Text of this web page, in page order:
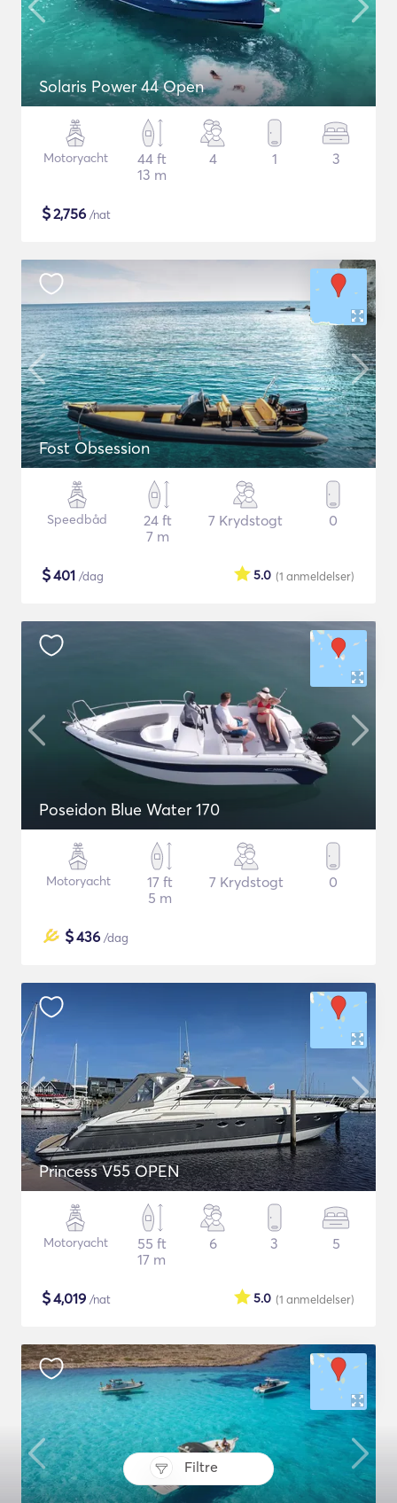
Filtre
Solaris Power 44 Open
Motoryacht
44 ft
13 m
4 1 3
$2,756 /nat
Fost Obsession
Speedbåd
24 ft
7 m
7 Krydstogt 0
$401 /dag (1 anmeldelser)
5.0
Poseidon Blue Water 170
Motoryacht
17 ft
5 m
7 Krydstogt 0
$436 /dag
Princess V55 OPEN
Motoryacht
55 ft
17 m
6 3 5
$4,019 /nat (1 anmeldelser)
5.0